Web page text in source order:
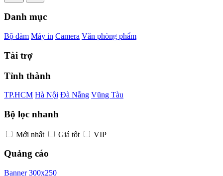
Danh mục
Bộ đàm Máy in Camera Văn phòng phẩm
Tài trợ
Tỉnh thành
TP.HCM Hà Nội Đà Nẵng Vũng Tàu
Bộ lọc nhanh
Mới nhất Giá tốt VIP
Quảng cáo
Banner 300x250